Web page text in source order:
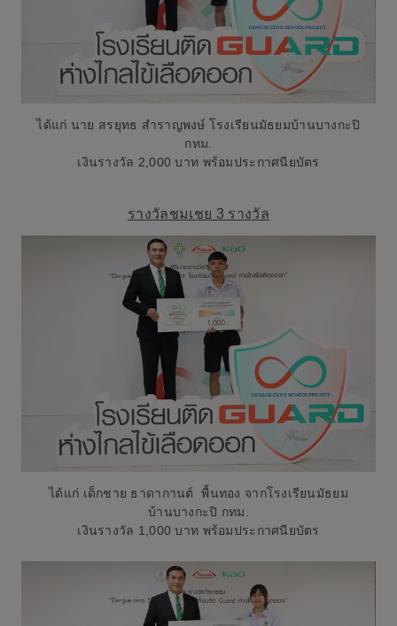
ได้แก่ นาย สรยุทธ สำราญพงษ์ โรงเรียนมัธยมบ้านบางกะปิ
กทม.
เงินรางวัล 2,000 บาท พร้อมประกาศนียบัตร
รางวัลชมเชย 3 รางวัล
ได้แก่ เด็กชาย ธาดากานต์ พื้นทอง จากโรงเรียนมัธยม
บ้านบางกะปิ กทม.
เงินรางวัล 1,000 บาท พร้อมประกาศนียบัตร